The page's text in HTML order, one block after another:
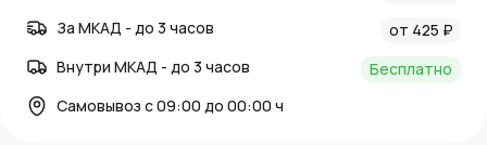
За МКАД - до 3 часов
от 425 ₽
Внутри МКАД - до 3 часов
Бесплатно
Самовывоз с 09:00 до 00:00 ч